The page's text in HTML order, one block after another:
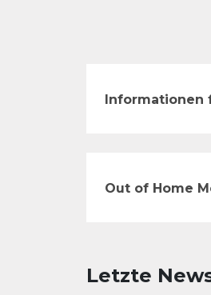
Informationen
Out of Home
Letzte